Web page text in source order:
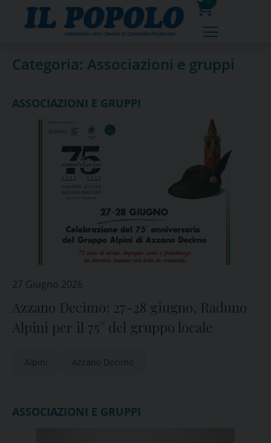
0
prodotti
Categoria: Associazioni e gruppi
ASSOCIAZIONI E GRUPPI
27 Giugno 2026
Azzano Decimo: 27-28 giugno, Raduno
Alpini per il 75° del gruppo locale
Alpini Azzano Decimo
ASSOCIAZIONI E GRUPPI